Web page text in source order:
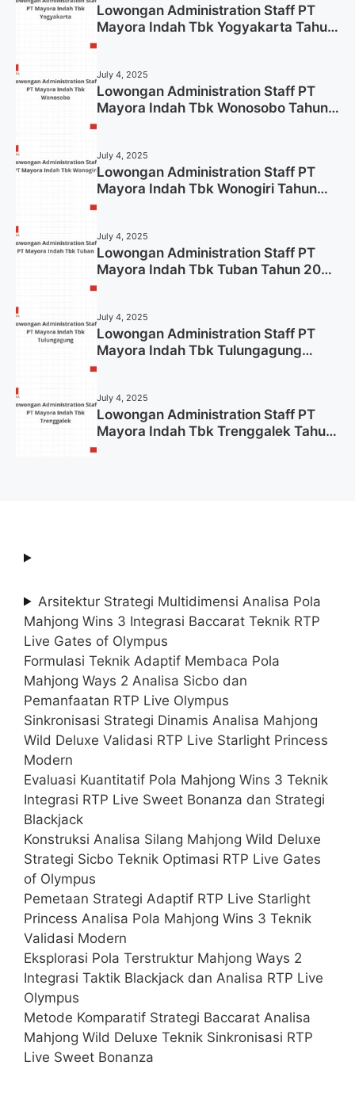
Lowongan Administration Staff PT
Mayora Indah Tbk Yogyakarta Tahun
July 4, 2025
Lowongan Administration Staff PT
Mayora Indah Tbk Wonosobo Tahun
July 4, 2025
Lowongan Administration Staff PT
Mayora Indah Tbk Wonogiri Tahun
July 4, 2025
Lowongan Administration Staff PT
Mayora Indah Tbk Tuban Tahun 2025
July 4, 2025
Lowongan Administration Staff PT
Mayora Indah Tbk Tulungagung
July 4, 2025
Lowongan Administration Staff PT
Mayora Indah Tbk Trenggalek Tahun
Arsitektur Strategi Multidimensi Analisa Pola
Mahjong Wins 3 Integrasi Baccarat Teknik RTP
Live Gates of Olympus
Formulasi Teknik Adaptif Membaca Pola
Mahjong Ways 2 Analisa Sicbo dan
Pemanfaatan RTP Live Olympus
Sinkronisasi Strategi Dinamis Analisa Mahjong
Wild Deluxe Validasi RTP Live Starlight Princess
Modern
Evaluasi Kuantitatif Pola Mahjong Wins 3 Teknik
Integrasi RTP Live Sweet Bonanza dan Strategi
Blackjack
Konstruksi Analisa Silang Mahjong Wild Deluxe
Strategi Sicbo Teknik Optimasi RTP Live Gates
of Olympus
Pemetaan Strategi Adaptif RTP Live Starlight
Princess Analisa Pola Mahjong Wins 3 Teknik
Validasi Modern
Eksplorasi Pola Terstruktur Mahjong Ways 2
Integrasi Taktik Blackjack dan Analisa RTP Live
Olympus
Metode Komparatif Strategi Baccarat Analisa
Mahjong Wild Deluxe Teknik Sinkronisasi RTP
Live Sweet Bonanza